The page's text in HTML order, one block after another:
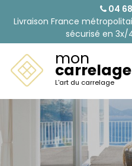
04 68
Livraison France
sécurisé en
mon
carrelage
L'art du carrelage